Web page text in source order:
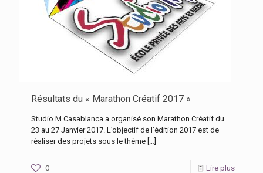
Résultats du « Marathon Créatif 2017 »
Studio M Casablanca a organisé son Marathon Créatif du
23 au 27 Janvier 2017. L’objectif de l’édition 2017 est de
réaliser des projets sous le thème […]
0 Lire plus